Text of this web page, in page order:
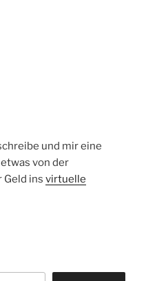
und mir eine
von der
Geld ins virtuelle